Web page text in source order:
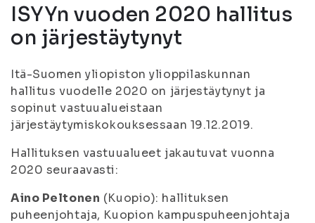
ISYYn vuoden 2020 hallitus
on järjestäytynyt
Itä-Suomen yliopiston ylioppilaskunnan
hallitus vuodelle 2020 on järjestäytynyt ja
sopinut vastuualueistaan
järjestäytymiskokouksessaan 19.12.2019.
Hallituksen vastuualueet jakautuvat vuonna
2020 seuraavasti:
Aino Peltonen (Kuopio): hallituksen
puheenjohtaja, Kuopion kampuspuheenjohtaja